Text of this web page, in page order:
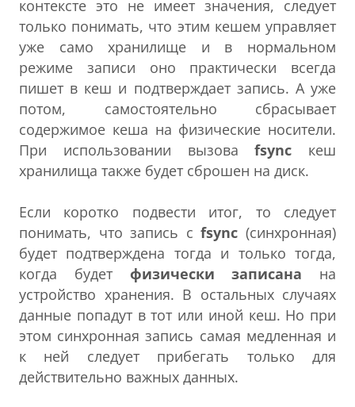
контексте это не имеет значения, следует
только понимать, что этим кешем управляет
уже само хранилище и в нормальном
режиме записи оно практически всегда
пишет в кеш и подтверждает запись. А уже
потом, самостоятельно сбрасывает
содержимое кеша на физические носители.
При использовании вызоваfsync кеш
хранилища также будет сброшен на диск.
Если коротко подвести итог, то следует
понимать, что запись сfsync (синхронная)
будет подтверждена тогда и только тогда,
когда будет физически записана на
устройство хранения. В остальных случаях
данные попадут в тот или иной кеш. Но при
этом синхронная запись самая медленная и
к ней следует прибегать только для
действительно важных данных.